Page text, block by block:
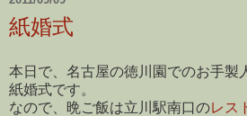
紙婚式
本日で、名古屋の徳川園でのお手製
紙婚式です。
なので、晩ご飯は立川駅南口のレス